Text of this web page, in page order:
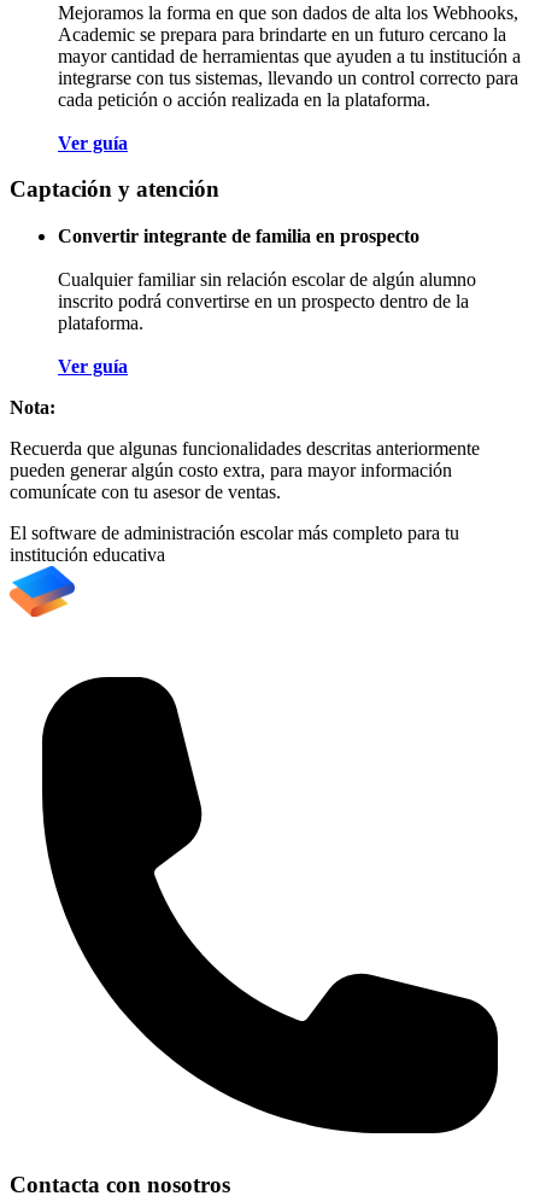
Mejoramos la forma en que son dados de alta los Webhooks,
Academic se prepara para brindarte en un futuro cercano la
mayor cantidad de herramientas que ayuden a tu institución a
integrarse con tus sistemas, llevando un control correcto para
cada petición o acción realizada en la plataforma.
Ver guía
Captación y atención
Convertir integrante de familia en prospecto
Cualquier familiar sin relación escolar de algún alumno
inscrito podrá convertirse en un prospecto dentro de la
plataforma.
Ver guía
Nota:
Recuerda que algunas funcionalidades descritas anteriormente
pueden generar algún costo extra, para mayor información
comunícate con tu asesor de ventas.
El software de administración escolar más completo para tu
institución educativa
Contacta con nosotros